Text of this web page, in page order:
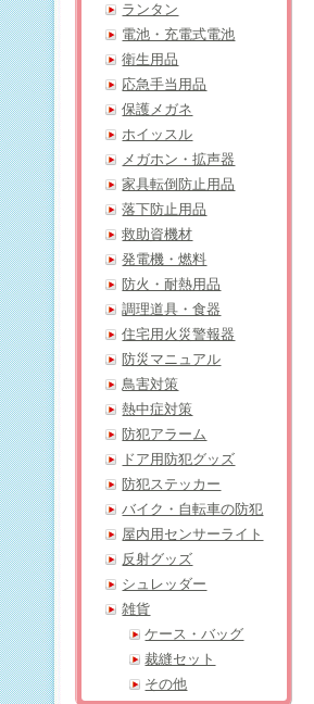
ランタン
電池・充電式電池
衛生用品
応急手当用品
保護メガネ
ホイッスル
メガホン・拡声器
家具転倒防止用品
落下防止用品
救助資機材
発電機・燃料
防火・耐熱用品
調理道具・食器
住宅用火災警報器
防災マニュアル
鳥害対策
熱中症対策
防犯アラーム
ドア用防犯グッズ
防犯ステッカー
バイク・自転車の防犯
屋内用センサーライト
反射グッズ
シュレッダー
雑貨
ケース・バッグ
裁縫セット
その他